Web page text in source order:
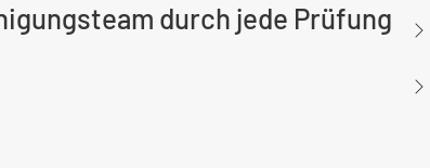
durch jede Prüfung